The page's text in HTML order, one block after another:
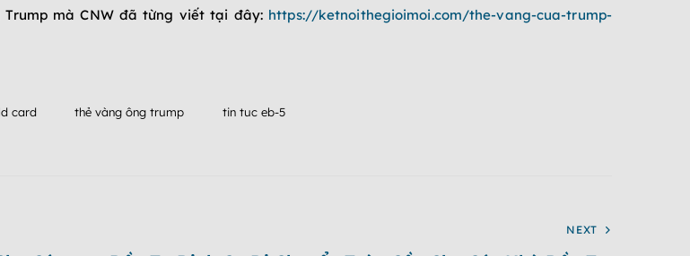
mà CNW đã từng viết tại đây: https://ketnoithegioimoi.com/the-vang-cua-trump-
card thẻ vàng ông trump tin tuc eb-5
NEXT